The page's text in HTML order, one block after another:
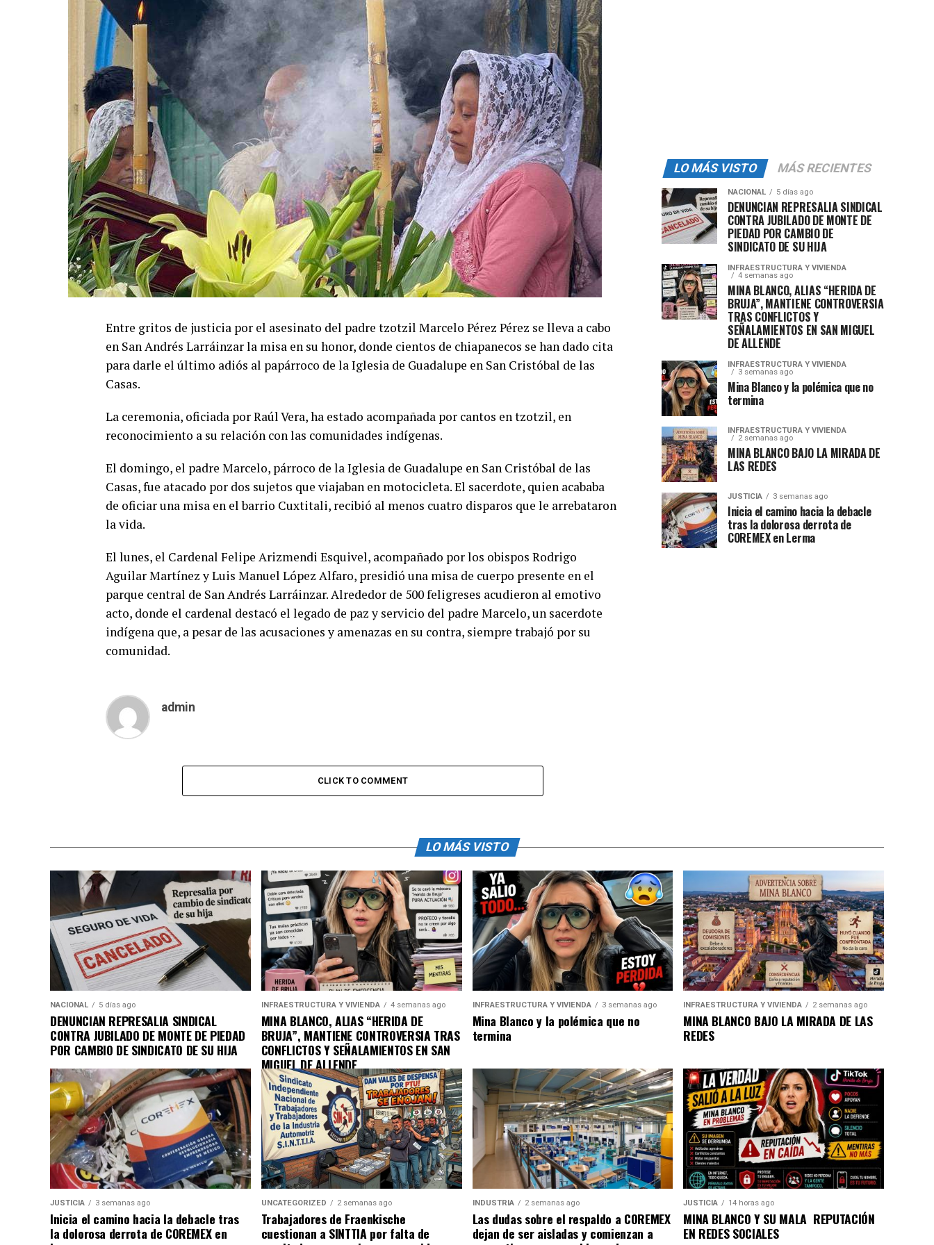
Entre gritos de justicia por el asesinato del padre tzotzil Marcelo Pérez Pérez se lleva a cabo
en San Andrés Larráinzar la misa en su honor, donde cientos de chiapanecos se han dado cita
para darle el último adiós al papárroco de la Iglesia de Guadalupe en San Cristóbal de las
Casas.
La ceremonia, oficiada por Raúl Vera, ha estado acompañada por cantos en tzotzil, en
reconocimiento a su relación con las comunidades indígenas.
El domingo, el padre Marcelo, párroco de la Iglesia de Guadalupe en San Cristóbal de las
Casas, fue atacado por dos sujetos que viajaban en motocicleta. El sacerdote, quien acababa
de oficiar una misa en el barrio Cuxtitali, recibió al menos cuatro disparos que le arrebataron
la vida.
El lunes, el Cardenal Felipe Arizmendi Esquivel, acompañado por los obispos Rodrigo
Aguilar Martínez y Luis Manuel López Alfaro, presidió una misa de cuerpo presente en el
parque central de San Andrés Larráinzar. Alrededor de 500 feligreses acudieron al emotivo
acto, donde el cardenal destacó el legado de paz y servicio del padre Marcelo, un sacerdote
indígena que, a pesar de las acusaciones y amenazas en su contra, siempre trabajó por su
comunidad.
admin
CLICK TO COMMENT
LO MÁS VISTO MÁS RECIENTES
NACIONAL 5 días ago
DENUNCIAN REPRESALIA SINDICAL
CONTRA JUBILADO DE MONTE DE
PIEDAD POR CAMBIO DE
SINDICATO DE SU HIJA
INFRAESTRUCTURA Y VIVIENDA
4 semanas ago
MINA BLANCO, ALIAS “HERIDA DE
BRUJA”, MANTIENE CONTROVERSIA
TRAS CONFLICTOS Y
SEÑALAMIENTOS EN SAN MIGUEL
DE ALLENDE
INFRAESTRUCTURA Y VIVIENDA
3 semanas ago
Mina Blanco y la polémica que no
termina
INFRAESTRUCTURA Y VIVIENDA
2 semanas ago
MINA BLANCO BAJO LA MIRADA DE
LAS REDES
JUSTICIA 3 semanas ago
Inicia el camino hacia la debacle
tras la dolorosa derrota de
COREMEX en Lerma
LO MÁS VISTO
NACIONAL 5 días ago
DENUNCIAN REPRESALIA SINDICAL
CONTRA JUBILADO DE MONTE DE PIEDAD
POR CAMBIO DE SINDICATO DE SU HIJA
INFRAESTRUCTURA Y VIVIENDA 4 semanas ago
MINA BLANCO, ALIAS “HERIDA DE
BRUJA”, MANTIENE CONTROVERSIA TRAS
CONFLICTOS Y SEÑALAMIENTOS EN SAN
MIGUEL DE ALLENDE
INFRAESTRUCTURA Y VIVIENDA 3 semanas ago
Mina Blanco y la polémica que no
termina
INFRAESTRUCTURA Y VIVIENDA 2 semanas ago
MINA BLANCO BAJO LA MIRADA DE LAS
REDES
JUSTICIA 3 semanas ago
Inicia el camino hacia la debacle tras
la dolorosa derrota de COREMEX en
UNCATEGORIZED 2 semanas ago
Trabajadores de Fraenkische
cuestionan a SINTTIA por falta de
INDUSTRIA 2 semanas ago
Las dudas sobre el respaldo a COREMEX
dejan de ser aisladas y comienzan a
JUSTICIA 14 horas ago
MINA BLANCO Y SU MALA REPUTACIÓN
EN REDES SOCIALES